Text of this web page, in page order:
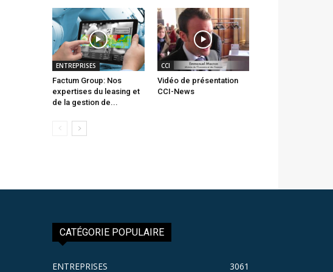
ENTREPRISES
Factum Group: Nos
expertises du leasing et
de la gestion de...
CCI
Vidéo de présentation
CCI-News
CATÉGORIE POPULAIRE
ENTREPRISES 3061